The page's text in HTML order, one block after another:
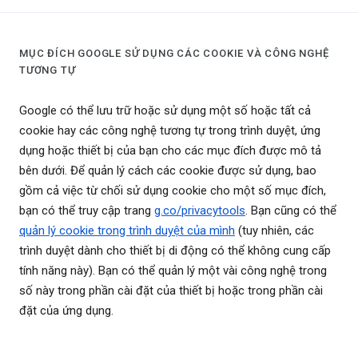
MỤC ĐÍCH GOOGLE SỬ DỤNG CÁC COOKIE VÀ CÔNG NGHỆ
TƯƠNG TỰ
Google có thể lưu trữ hoặc sử dụng một số hoặc tất cả
cookie hay các công nghệ tương tự trong trình duyệt, ứng
dụng hoặc thiết bị của bạn cho các mục đích được mô tả
bên dưới. Để quản lý cách các cookie được sử dụng, bao
gồm cả việc từ chối sử dụng cookie cho một số mục đích,
bạn có thể truy cập trang g.co/privacytools. Bạn cũng có thể
quản lý cookie trong trình duyệt của mình (tuy nhiên, các
trình duyệt dành cho thiết bị di động có thể không cung cấp
tính năng này). Bạn có thể quản lý một vài công nghệ trong
số này trong phần cài đặt của thiết bị hoặc trong phần cài
đặt của ứng dụng.